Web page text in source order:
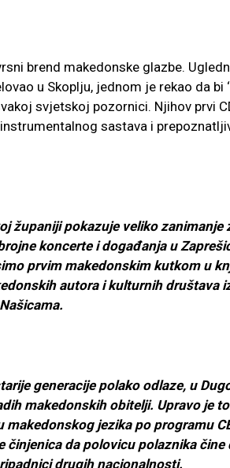
brend makedonske glazbe.
u Skoplju, jednom je rekao da bi
svjetskoj pozornici. Njihov prvi
sastava i
županiji pokazuje veliko zanimanje
koncerte i događanja u
prvim makedonskim kutkom u
autora i kulturnih društava
generacije polako odlaze, u
makedonskih obitelji. Upravo je
jezika po programu
činjenica da polovicu polaznika
drugih nacionalnosti.